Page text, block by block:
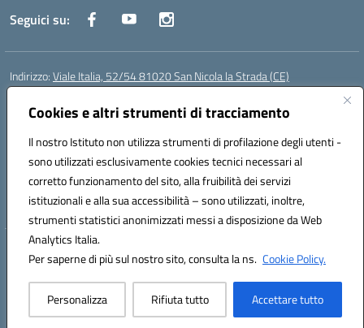
Cookies e altri strumenti di tracciamento
Il nostro Istituto non utilizza strumenti di profilazione degli utenti -
sono utilizzati esclusivamente cookies tecnici necessari al
corretto funzionamento del sito, alla fruibilità dei servizi
istituzionali e alla sua accessibilità – sono utilizzati, inoltre,
strumenti statistici anonimizzati messi a disposizione da Web
Analytics Italia.
Per saperne di più sul nostro sito, consulta la ns. Cookie Policy.
Personalizza Rifiuta tutto Accettare tutto
Seguici su:
Indirizzo:Viale Italia, 52/54 81020 San Nicola la Strada (CE)
Centralino:
Posta elettronica certificata (PEC):ceic86700d@pec.istruzione.it
Codice fiscale: 93081990611
Codice meccanografico:CEIC86700D
Codice Indice delle Pubbliche Amministrazioni (IPA): istsc_ceic86700d
Codice unico di fatturazione (CUF): XLWGV9
Hosting & Powered by 3D Solution S.r.l.
Concept & Design by Designers Italia